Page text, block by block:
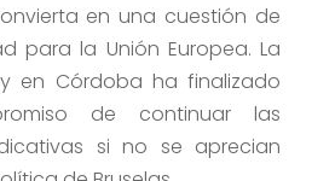
en una cuestión de
para la Unión Europea. La
en Córdoba ha finalizado
de continuar las
si no se aprecian